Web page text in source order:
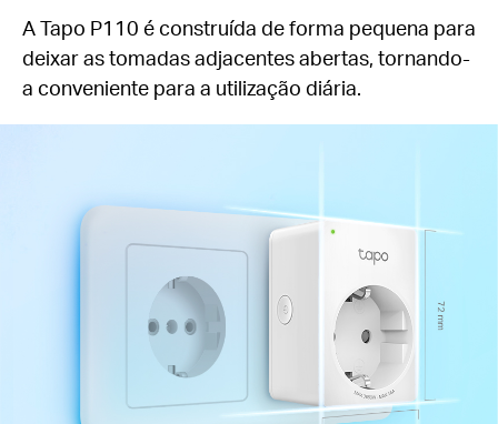
A Tapo P110 é construída de forma pequena para
deixar as tomadas adjacentes abertas, tornando-
a conveniente para a utilização diária.